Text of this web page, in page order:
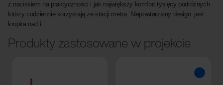
z naciskiem na praktyczności i jak największy komfort tysięcy podróżnych
którzy codziennie korzystają ze stacji metra. Niepowtarzalny design jest
kropka nad i.
Produkty zastosowane w projekcie